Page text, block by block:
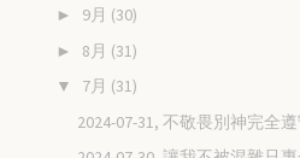
► 9月 (30)
► 8月 (31)
▼ 7月 (31)
2024-07-31, 不敬畏別神完全